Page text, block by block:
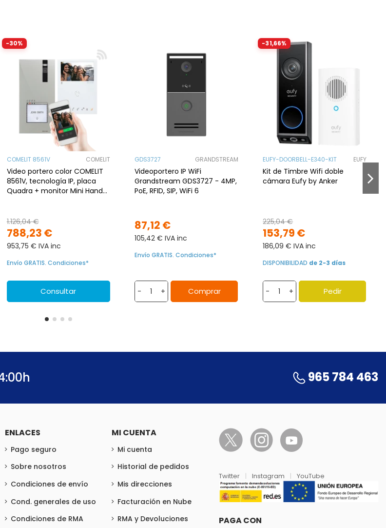
-30%
COMELIT 8561V COMELIT
Video portero color COMELIT
8561V, tecnología IP, placa
Quadra + monitor Mini Hands
788,23 €
1.126,04 €
953,75 € IVA inc
Envío GRATIS. Condiciones*
Consultar
GDS3727 GRANDSTREAM
Videoportero IP WiFi
Grandstream GDS3727 - 4MP,
PoE, RFID, SIP, WiFi 6
87,12 €
105,42 € IVA inc
Envío GRATIS. Condiciones*
- + Comprar
-31,66%
EUFY-DOORBELL-E340-KIT EUFY
Kit de Timbre Wifi doble
cámara Eufy by Anker
153,79 €
225,04 €
186,09 € IVA inc
DISPONIBILIDAD de 2-3 días
- + Pedir
965 784 463
ENLACES
Pago seguro
Sobre nosotros
Condiciones de envío
Cond. generales de uso
Condiciones de RMA
MI CUENTA
Mi cuenta
Historial de pedidos
Mis direcciones
Facturación en Nube
RMA y Devoluciones
Twitter | Instagram | YouTube
PAGA CON